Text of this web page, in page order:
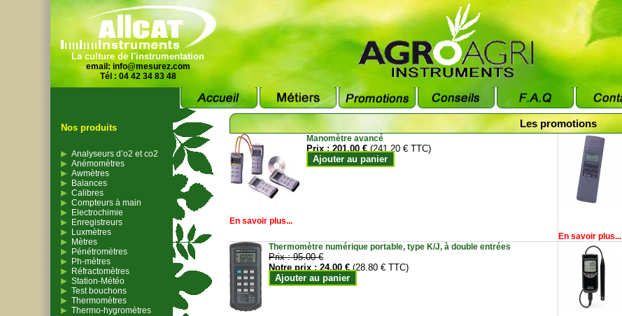
La culture de l'instrumentation
email: info@mesurez.com
Tél : 04 42 34 83 48
Nos produits
Analyseurs d’o2 et co2
Anémomètres
Awmètres
Balances
Calibres
Compteurs à main
Electrochimie
Enregistreurs
Luxmètres
Mètres
Pénétromètres
Ph-mètres
Réfractomètres
Station-Météo
Test bouchons
Thermomètres
Thermo-hygromètres
Les promotions
Manomètre avancé
Prix :201.00 € (241.20 € TTC)
Ajouter au panier
En savoir plus...
En savoir plus...
Thermomètre numérique portable, type K/J, à double entrées
Prix :95.00 €
Notre prix :24.00 € (28.80 € TTC)
Ajouter au panier